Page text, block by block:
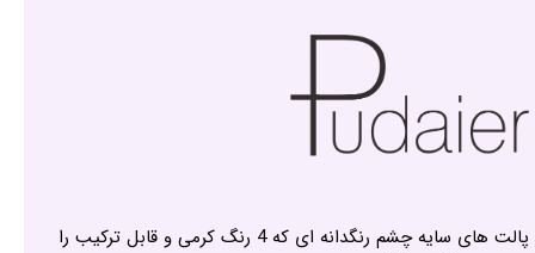
پالت های سایه چشم رنگدانه ای که 4 رنگ کرمی و قابل ترکیب را